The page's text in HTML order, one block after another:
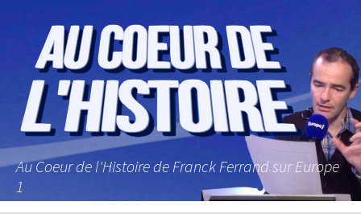
Au Coeur de l'Histoire de Franck Ferrand sur Europe
1